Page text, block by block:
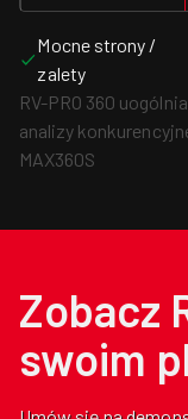
Mocne strony /
zalety
RV-PRO 360
analizy
MAX360S
Zobacz
swoim